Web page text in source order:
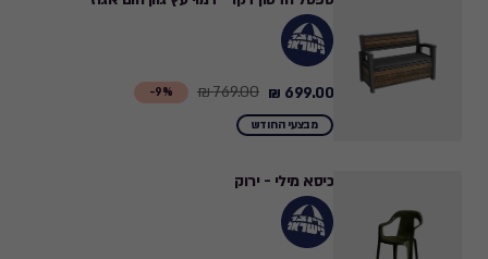
465.28
₪
9%-
Price
from
₪
to
699.00
699.00 ₪
769.00 ₪
מבצעי החודש
כיסא מילי - ירוק